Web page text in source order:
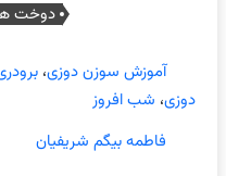
دوخت
آموزش سوزن دوزی،
دوزی، شب افروز
فاطمه بیگم شریفیان